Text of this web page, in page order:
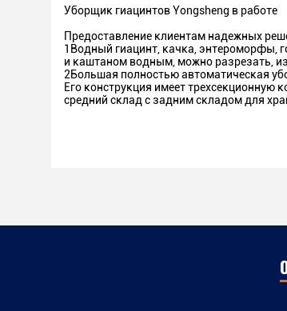
Уборщик гиацинтов Yongsheng в работе
Предоставление клиентам надежных
1Водный гиацинт, качка, энтероморфы,
и каштаном водным, можно разрезать,
2Большая полностью автоматическая
Его конструкция имеет трехсекционную
средний склад с задним складом для